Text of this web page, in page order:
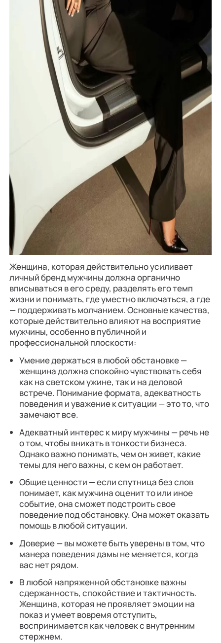
Женщина, которая действительно усиливает
личный бренд мужчины должна органично
вписываться в его среду, разделять его темп
жизни и понимать, где уместно включаться, а где
— поддерживать молчанием. Основные качества,
которые действительно влияют на восприятие
мужчины, особенно в публичной и
профессиональной плоскости:
Умение держаться в любой обстановке —
женщина должна спокойно чувствовать себя
как на светском ужине, так и на деловой
встрече. Понимание формата, адекватность
поведения и уважение к ситуации — это то, что
замечают все.
Адекватный интерес к миру мужчины — речь не
о том, чтобы вникать в тонкости бизнеса.
Однако важно понимать, чем он живет, какие
темы для него важны, с кем он работает.
Общие ценности — если спутница без слов
понимает, как мужчина оценит то или иное
событие, она сможет подстроить свое
поведение под обстановку. Она может оказать
помощь в любой ситуации.
Доверие — вы можете быть уверены в том, что
манера поведения дамы не меняется, когда
вас нет рядом.
В любой напряженной обстановке важны
сдержанность, спокойствие и тактичность.
Женщина, которая не проявляет эмоции на
показ и умеет вовремя отступить,
воспринимается как человек с внутренним
стержнем.